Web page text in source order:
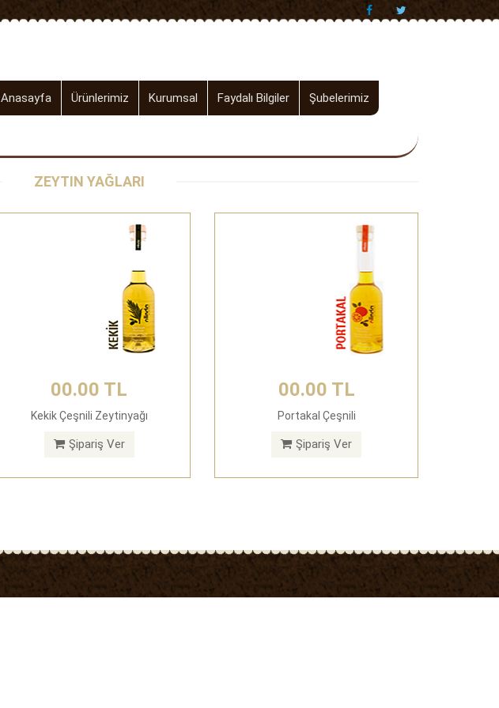
Anasayfa Ürünlerimiz Kurumsal Faydalı Bilgiler Şubelerimiz
ZEYTIN YAĞLARI
00.00 TL
Kekik Çeşnili Zeytinyağı
Şipariş Ver
Şipariş Ver
00.00 TL
Portakal Çeşnili
Şipariş Ver